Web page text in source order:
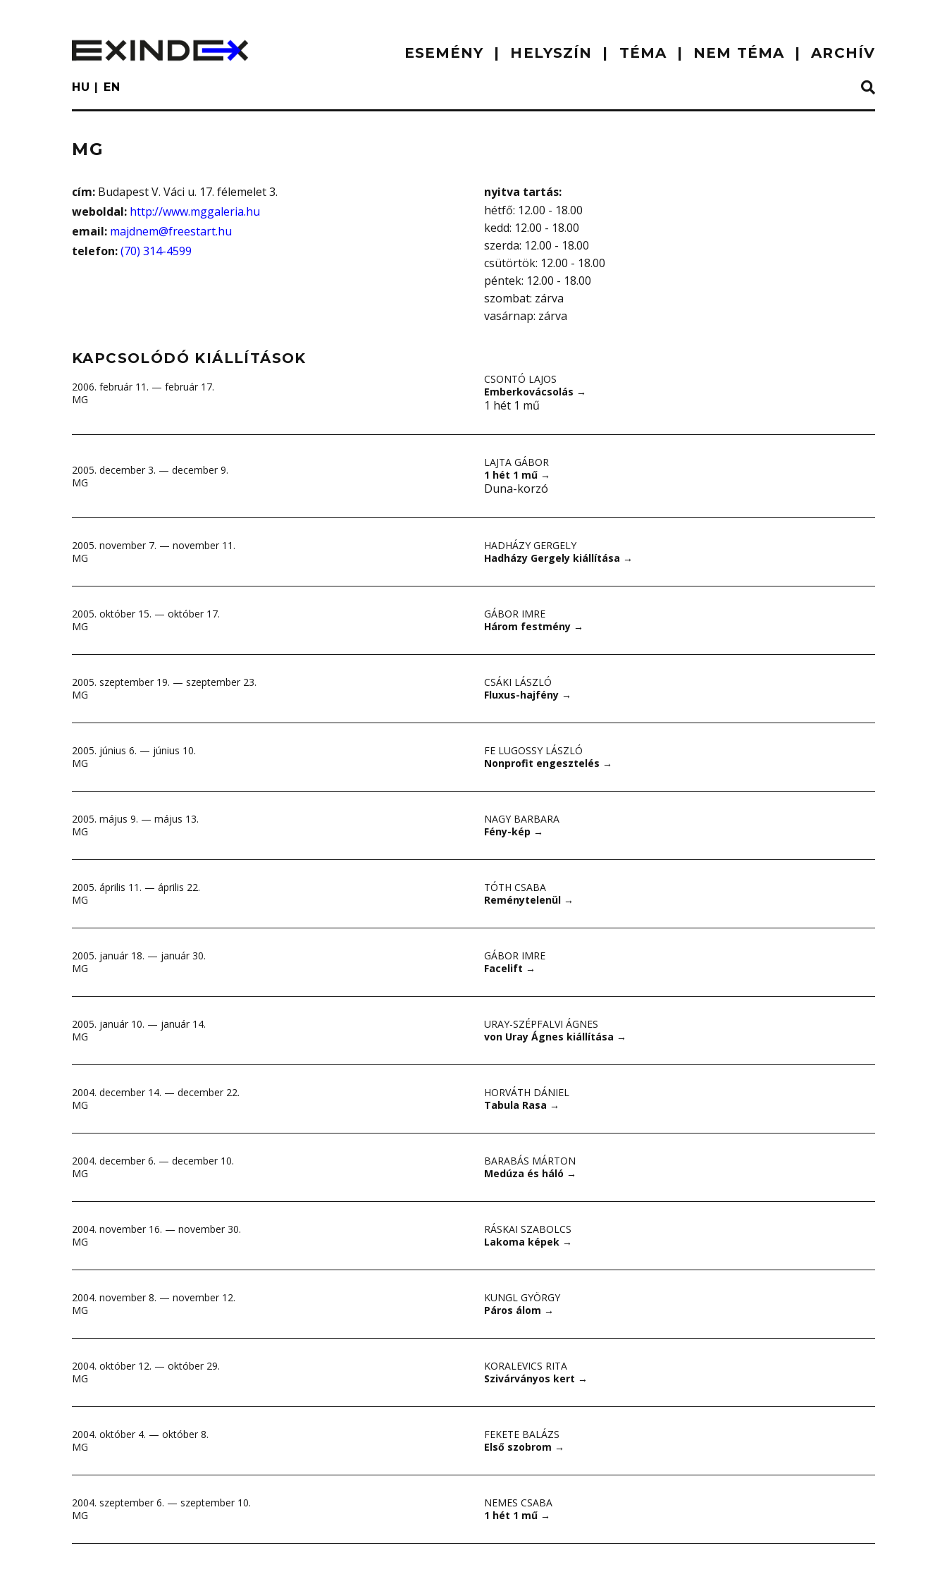
ESEMÉNY HELYSZÍN TÉMA NEM TÉMA ARCHÍV
HU EN
MG
cím: Budapest V. Váci u. 17. félemelet 3.
weboldal: http://www.mggaleria.hu
email: majdnem@freestart.hu
telefon:(70) 314-4599
nyitva tartás:
hétfő: 12.00 - 18.00
kedd: 12.00 - 18.00
szerda: 12.00 - 18.00
csütörtök: 12.00 - 18.00
péntek: 12.00 - 18.00
szombat: zárva
vasárnap: zárva
KAPCSOLÓDÓ KIÁLLÍTÁSOK
2006. február 11. — február 17.
MG
CSONTÓ LAJOS
Emberkovácsolás →
1 hét 1 mű
2005. december 3. — december 9.
MG
LAJTA GÁBOR
1 hét 1 mű →
Duna-korzó
2005. november 7. — november 11.
MG
HADHÁZY GERGELY
Hadházy Gergely kiállítása →
2005. október 15. — október 17.
MG
GÁBOR IMRE
Három festmény →
2005. szeptember 19. — szeptember 23.
MG
CSÁKI LÁSZLÓ
Fluxus-hajfény →
2005. június 6. — június 10.
MG
FE LUGOSSY LÁSZLÓ
Nonprofit engesztelés →
2005. május 9. — május 13.
MG
NAGY BARBARA
Fény-kép →
2005. április 11. — április 22.
MG
TÓTH CSABA
Reménytelenül →
2005. január 18. — január 30.
MG
GÁBOR IMRE
Facelift →
2005. január 10. — január 14.
MG
URAY-SZÉPFALVI ÁGNES
von Uray Ágnes kiállítása →
2004. december 14. — december 22.
MG
HORVÁTH DÁNIEL
Tabula Rasa →
2004. december 6. — december 10.
MG
BARABÁS MÁRTON
Medúza és háló →
2004. november 16. — november 30.
MG
RÁSKAI SZABOLCS
Lakoma képek →
2004. november 8. — november 12.
MG
KUNGL GYÖRGY
Páros álom →
2004. október 12. — október 29.
MG
KORALEVICS RITA
Szivárványos kert →
2004. október 4. — október 8.
MG
FEKETE BALÁZS
Első szobrom →
2004. szeptember 6. — szeptember 10.
MG
NEMES CSABA
1 hét 1 mű →